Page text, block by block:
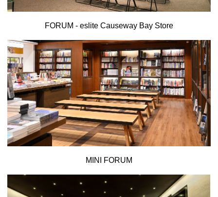
FORUM - eslite Causeway Bay Store
MINI FORUM